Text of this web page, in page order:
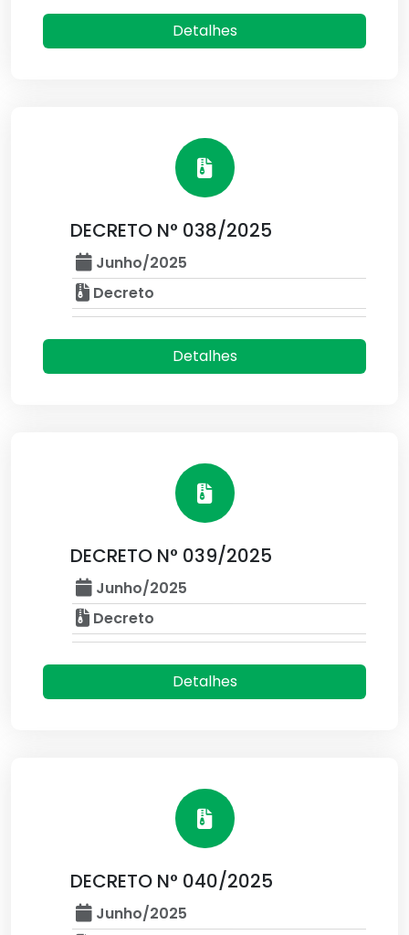
Detalhes
DECRETO N° 038/2025
Junho/2025
Decreto
Detalhes
DECRETO N° 039/2025
Junho/2025
Decreto
Detalhes
DECRETO N° 040/2025
Junho/2025